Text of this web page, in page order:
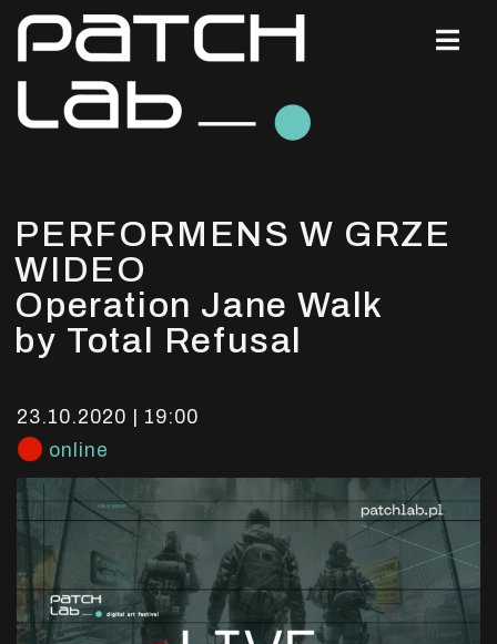
PERFORMENS W GRZE
WIDEO
Operation Jane Walk
by Total Refusal
23.10.2020 | 19:00
online